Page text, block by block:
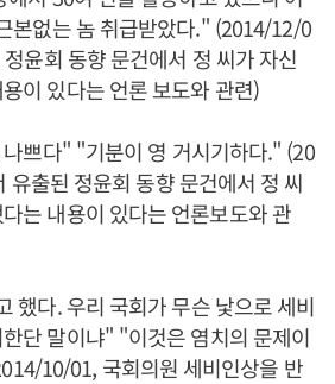
본없는 놈 취급받았다." (2014/12/0
윤회 동향 문건에서 정 씨가 자신
이 있다는 언론 보도와 관련)
쁘다" "기분이 영 거시기하다." (20
출된 정윤회 동향 문건에서 정 씨
는 내용이 있다는 언론보도와 관
했다. 우리 국회가 무슨 낯으로 세비
단 말이냐" "이것은 염치의 문제이
10/01, 국회의원 세비인상을 반